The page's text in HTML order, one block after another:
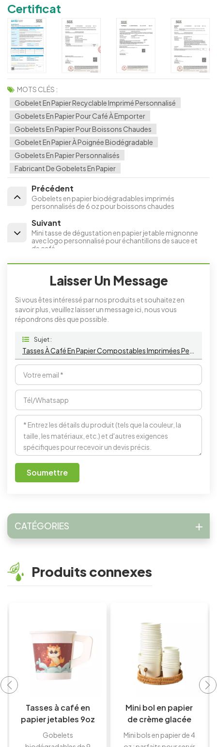
Certificat
MOTS CLÉS :
Gobelet En Papier Recyclable Imprimé Personnalisé
Gobelets En Papier Pour Café À Emporter
Gobelets En Papier Pour Boissons Chaudes
Gobelet En Papier À Poignée Biodégradable
Gobelets En Papier Personnalisés
Fabricant De Gobelets En Papier
Précédent
Gobelets en papier biodégradables imprimés
personnalisés de 6 oz pour boissons chaudes
Suivant
Mini tasse de dégustation en papier jetable mignonne
avec logo personnalisé pour échantillons de sauce et
de café
Laisser Un Message
Si vous êtes intéressé par nos produits et souhaitez en
savoir plus, veuillez laisser un message ici, nous vous
répondrons dès que possible.
Sujet :
Soumettre
CATÉGORIES
Produits connexes
Tasses à café en
papier jetables 9oz
avec logo
personnalisé
Gobelets
Mini bol en papier
de crème glacée
4oz, bol en papier
blanc jetable à
Mini bols en papier de 4